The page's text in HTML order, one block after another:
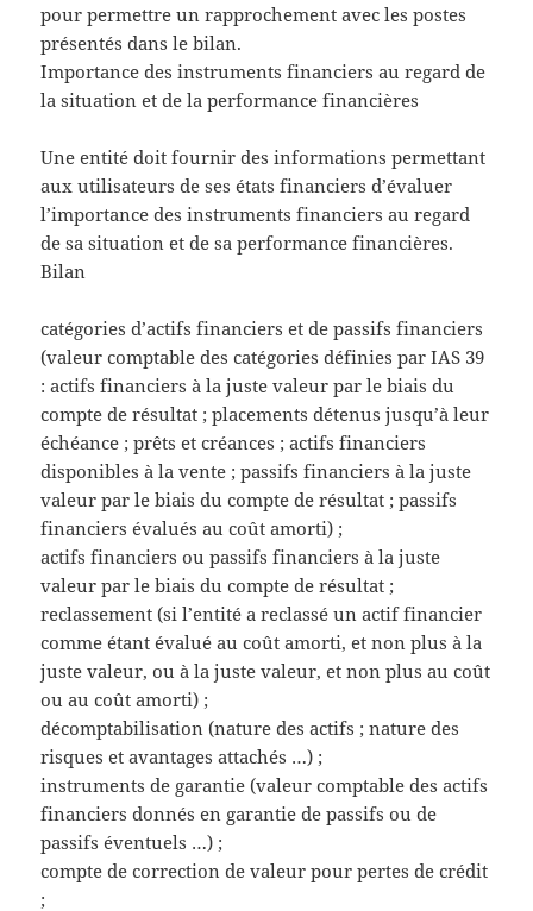
pour permettre un rapprochement avec les postes
présentés dans le bilan.
Importance des instruments financiers au regard de
la situation et de la performance financières
Une entité doit fournir des informations permettant
aux utilisateurs de ses états financiers d’évaluer
l’importance des instruments financiers au regard
de sa situation et de sa performance financières.
Bilan
catégories d’actifs financiers et de passifs financiers
(valeur comptable des catégories définies par IAS 39
: actifs financiers à la juste valeur par le biais du
compte de résultat ; placements détenus jusqu’à leur
échéance ; prêts et créances ; actifs financiers
disponibles à la vente ; passifs financiers à la juste
valeur par le biais du compte de résultat ; passifs
financiers évalués au coût amorti) ;
actifs financiers ou passifs financiers à la juste
valeur par le biais du compte de résultat ;
reclassement (si l’entité a reclassé un actif financier
comme étant évalué au coût amorti, et non plus à la
juste valeur, ou à la juste valeur, et non plus au coût
ou au coût amorti) ;
décomptabilisation (nature des actifs ; nature des
risques et avantages attachés …) ;
instruments de garantie (valeur comptable des actifs
financiers donnés en garantie de passifs ou de
passifs éventuels …) ;
compte de correction de valeur pour pertes de crédit
;